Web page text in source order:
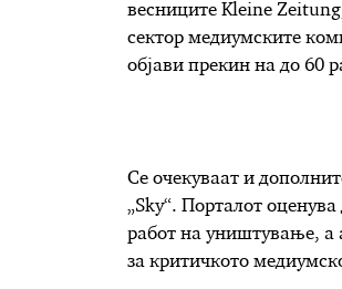
весниците Kleine
сектор медиумските
објави прекин на до 60
Се очекуваат и
„Sky“. Порталот
работ на уништување, а
за критичкото